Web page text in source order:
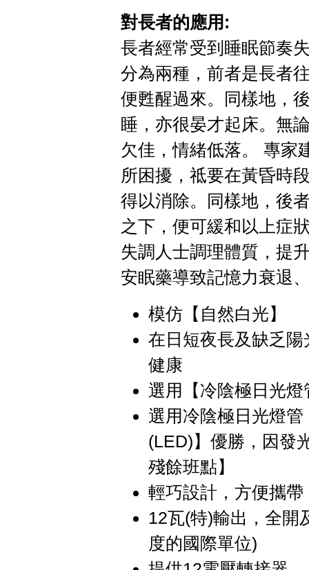
對長者的應用:
長者經常受到睡眠節奏
分為兩種，前者是長者
便甦醒過來。同樣地，
睡，亦很晏才起床。無
欠佳，情緒低落。 專家
所困擾，祗要在黃昏時
得以消除。同樣地，後
之下，便可緩和以上症
失調人士調理體質，提
安眠藥導致記憶力衰退
模仿【自然白光】
在日短夜長及缺乏
健康
選用【冷陰極日光
選用冷陰極日光燈
(LED)】優勝，因發
殘餘班點】
輕巧設計，方便攜帶
12瓦(特)輸出，全開
度的國際單位)